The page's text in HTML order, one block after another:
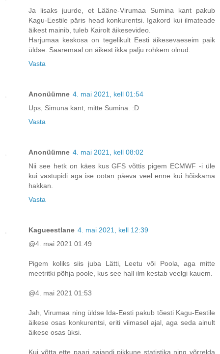
Ja lisaks juurde, et Lääne-Virumaa Sumina kant pakub
Kagu-Eestile päris head konkurentsi. Igakord kui ilmateade
äikest mainib, tuleb Kairolt äikesevideo.
Harjumaa keskosa on tegelikult Eesti äikesevaeseim paik
üldse. Saaremaal on äikest ikka palju rohkem olnud.
Vasta
Anonüümne 4. mai 2021, kell 01:54
Ups, Simuna kant, mitte Sumina. :D
Vasta
Anonüümne 4. mai 2021, kell 08:02
Nii see hetk on käes kus GFS võttis pigem ECMWF -i üle
kui vastupidi aga ise ootan päeva veel enne kui hõiskama
hakkan.
Vasta
Kagueestlane 4. mai 2021, kell 12:39
@4. mai 2021 01:49
Pigem koliks siis juba Lätti, Leetu või Poola, aga mitte
meetritki põhja poole, kus see hall ilm kestab veelgi kauem.
@4. mai 2021 01:53
Jah, Virumaa ning üldse Ida-Eesti pakub tõesti Kagu-Eestile
äikese osas konkurentsi, eriti viimasel ajal, aga seda ainult
äikese osas üksi.
Kui võtta ette paari sajandi pikkune statistika ning võrrelda